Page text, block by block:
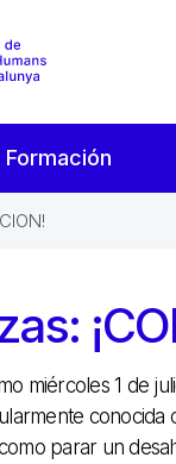
Formación
miércoles 1 de
parar un